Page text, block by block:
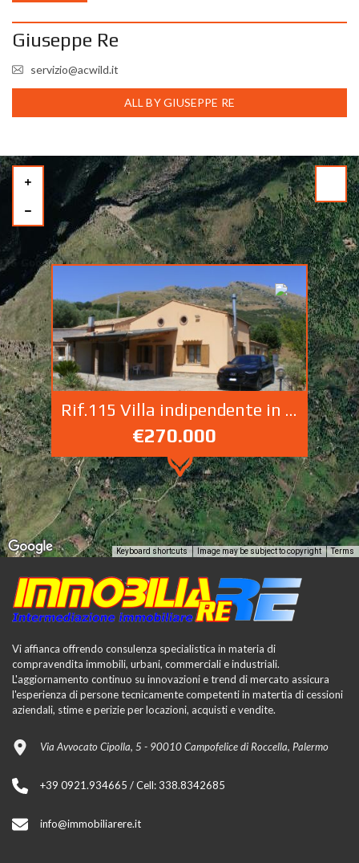
Giuseppe Re
servizio@acwild.it
ALL BY GIUSEPPE RE
Rif.115 Villa indipendente in zona tranquilla C/da Sciara Caltavuturo
€270.000
Keyboard shortcuts Image may be subject to copyright Terms
Vi affianca offrendo consulenza specialistica in materia di
compravendita immobili, urbani, commerciali e industriali.
L'aggiornamento continuo su innovazioni e trend di mercato assicura
l'esperienza di persone tecnicamente competenti in matertia di cessioni
aziendali, stime e perizie per locazioni, acquisti e vendite.
Via Avvocato Cipolla, 5 - 90010 Campofelice di Roccella, Palermo
+39 0921.934665 / Cell: 338.8342685
info@immobiliarere.it